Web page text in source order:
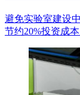
避免实验室建设
节约20%投资成